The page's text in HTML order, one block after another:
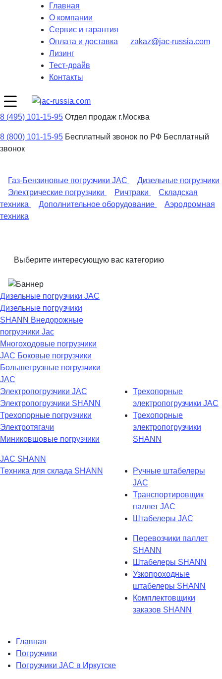
Главная
О компании
Сервис и гарантия
Оплата и доставка
Лизинг
Тест-драйв
Контакты
zakaz@jac-russia.com
8 (495) 101-15-95 Отдел продаж г.Москва
8 (800) 101-15-95 Бесплатный звонок по РФ Бесплатный
звонок
Газ-Бензиновые погрузчики JAC
Дизельные погрузчики
Электрические погрузчики
Ричтраки
Складская
техника
Дополнительное оборудование
Аэродромная
техника
Выберите интересующую вас категорию
Дизельные погрузчики JAC
Дизельные погрузчики
SHANN Внедорожные
погрузчики Jac
Многоходовые погрузчики
JAC Боковые погрузчики
Большегрузные погрузчики
JAC
Электропогрузчики JAC
Электропогрузчики SHANN
Трехопорные погрузчики
Электротягачи
Миниковшовые погрузчики
Трехопорные
электропогрузчики JAC
Трехопорные
электропогрузчики
SHANN
JAC SHANN
Техника для склада SHANN
Ручные штабелеры
JAC
Транспортировщик
паллет JAC
Штабелеры JAC
Перевозчики паллет
SHANN
Штабелеры SHANN
Узкопроходные
штабелеры SHANN
Комплектовщики
заказов SHANN
Главная
Погрузчики
Погрузчики JAC в Иркутске